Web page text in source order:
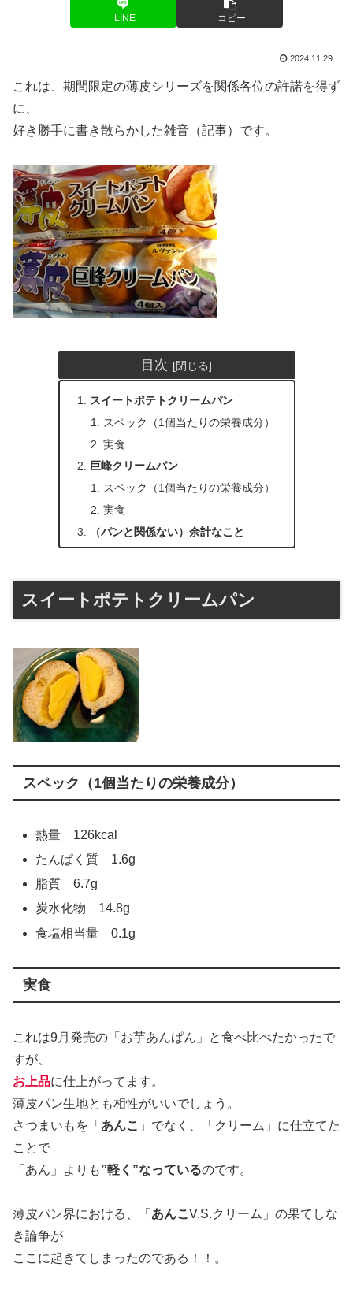
LINE コピー
2024.11.29
これは、期間限定の薄皮シリーズを関係各位の許諾を得ず
に、
好き勝手に書き散らかした雑音（記事）です。
目次
スイートポテトクリームパン
スペック（1個当たりの栄養成分）
実食
巨峰クリームパン
スペック（1個当たりの栄養成分）
実食
（パンと関係ない）余計なこと
スイートポテトクリームパン
スペック（1個当たりの栄養成分）
熱量 126kcal
たんぱく質 1.6g
脂質 6.7g
炭水化物 14.8g
食塩相当量 0.1g
実食
これは9月発売の「お芋あんぱん」と食べ比べたかったで
すが、
お上品に仕上がってます。
薄皮パン生地とも相性がいいでしょう。
さつまいもを「 あんこ 」でなく、「クリーム」に仕立てた
ことで
「あん」よりも”軽く”なっているのです。
薄皮パン界における、「 あんこ V.S.クリーム」の果てしな
き論争が
ここに起きてしまったのである！！。